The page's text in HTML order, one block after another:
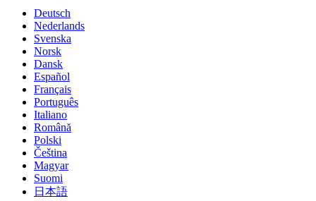
Deutsch
Nederlands
Svenska
Norsk
Dansk
Español
Français
Português
Italiano
Română
Polski
Čeština
Magyar
Suomi
日本語